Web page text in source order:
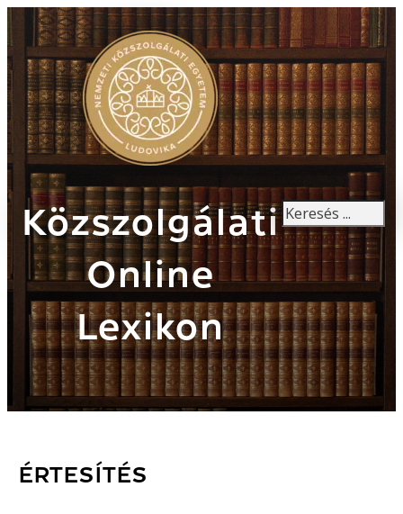
Közszolgálati
Online
Lexikon
Keresés
ÉRTESÍTÉS